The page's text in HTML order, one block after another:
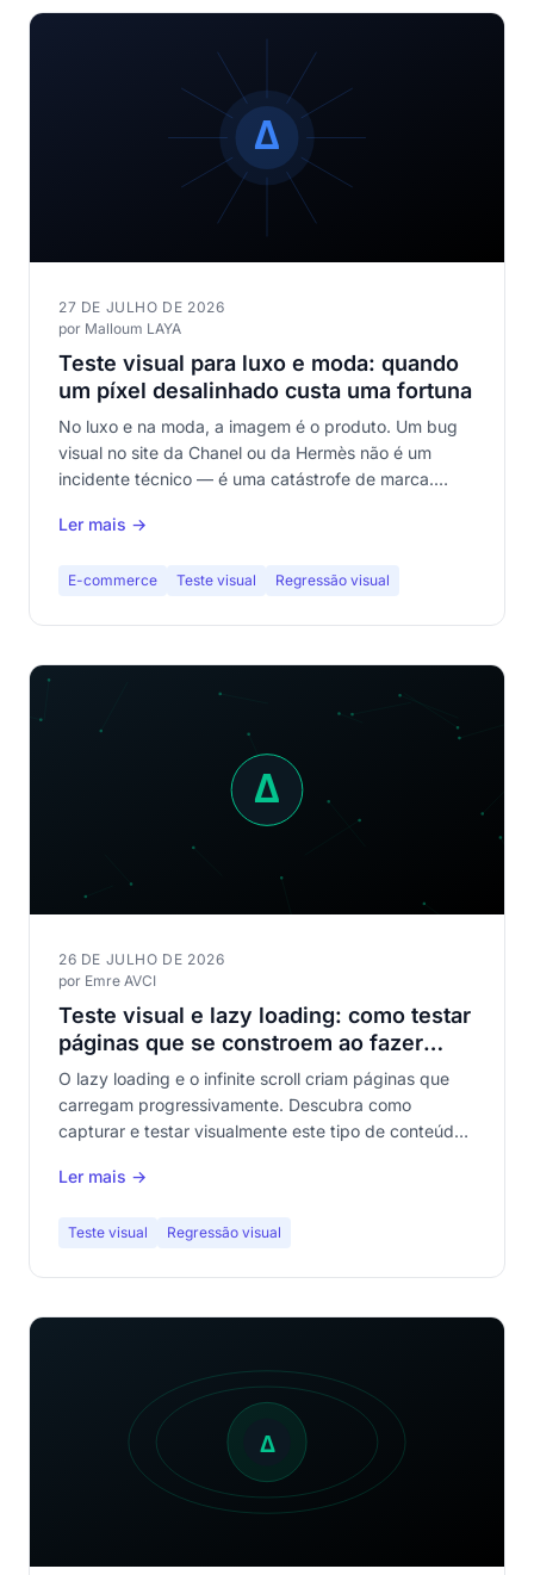
27 DE JULHO DE 2026
por Malloum LAYA
Teste visual para luxo e moda: quando
um píxel desalinhado custa uma fortuna
No luxo e na moda, a imagem é o produto. Um bug
visual no site da Chanel ou da Hermès não é um
incidente técnico — é uma catástrofe de marca.
fashion e-commerce.
Ler mais →
E-commerce Teste visual Regressão visual
26 DE JULHO DE 2026
por Emre AVCI
Teste visual e lazy loading: como testar
páginas que se constroem ao fazer
scroll
O lazy loading e o infinite scroll criam páginas que
carregam progressivamente. Descubra como
capturar e testar visualmente este tipo de conteúdo
Ler mais →
Teste visual Regressão visual